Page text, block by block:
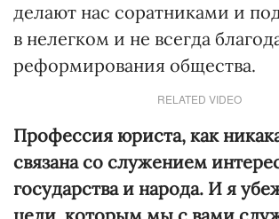
делают нас соратниками и
в нелегком и не всегда
реформирования общества.
RELATED VIDEO
Профессия юриста, как
связана со служением
государства и народа. И я